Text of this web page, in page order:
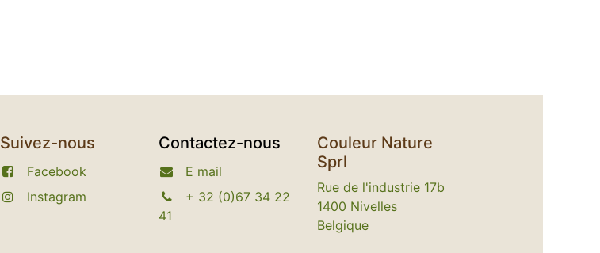
Suivez-nous
Facebook
Instagram​
Contactez-nous
E mail
+ 32 (0)67 34 22
41
Couleur Nature
Sprl
Rue de l'industrie 17b
1400 Nivelles
Belgique